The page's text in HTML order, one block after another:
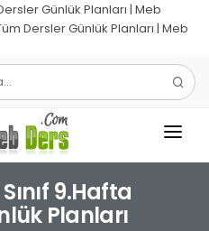
Günlük Planları | Meb
Dersler Günlük Planları | Meb
9.Hafta
Planları